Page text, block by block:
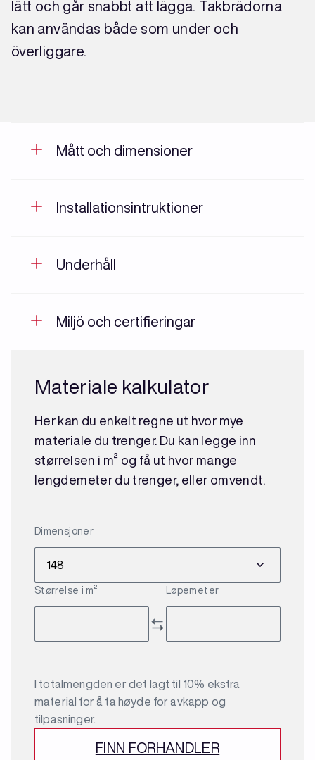
lätt och går snabbt att lägga. Takbrädorna
kan användas både som under och
överliggare.
Mått och dimensioner
Installationsintruktioner
Underhåll
Miljö och certifieringar
Materiale kalkulator
Her kan du enkelt regne ut hvor mye
materiale du trenger. Du kan legge inn
størrelsen i m² og få ut hvor mange
lengdemeter du trenger, eller omvendt.
Dimensjoner
Størrelse i m² Løpemeter
FINN FORHANDLER
I totalmengden er det lagt til 10% ekstra
material for å ta høyde for avkapp og
tilpasninger.